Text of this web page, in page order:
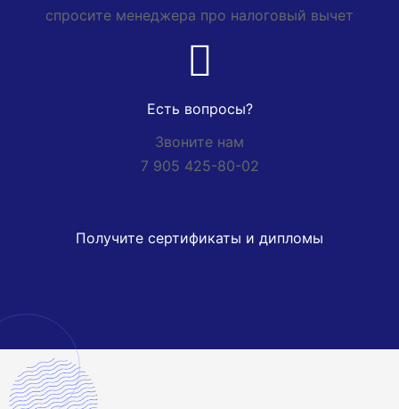
спросите менеджера про налоговый вычет
Есть вопросы?
Звоните нам
7 905 425-80-02
Получите сертификаты и дипломы